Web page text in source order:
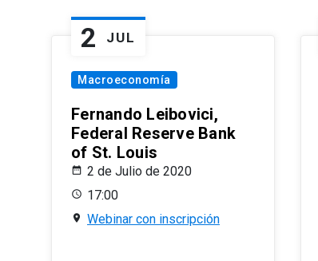
2 JUL
Macroeconomía
Fernando Leibovici,
Federal Reserve Bank
of St. Louis
2 de Julio de 2020
17:00
Webinar con inscripción